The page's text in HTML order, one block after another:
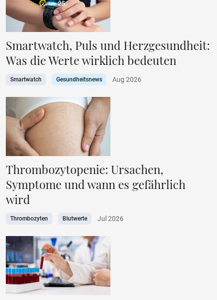
Smartwatch, Puls und Herzgesundheit:
Was die Werte wirklich bedeuten
Smartwatch Gesundheitsnews Aug 2026
Thrombozytopenie: Ursachen,
Symptome und wann es gefährlich
wird
Thrombozyten Blutwerte Jul 2026